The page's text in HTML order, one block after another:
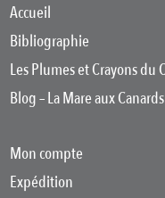
Accueil
Bibliographie
Les Plumes et Crayons du
Blog – La Mare aux Canards
Mon compte
Expédition